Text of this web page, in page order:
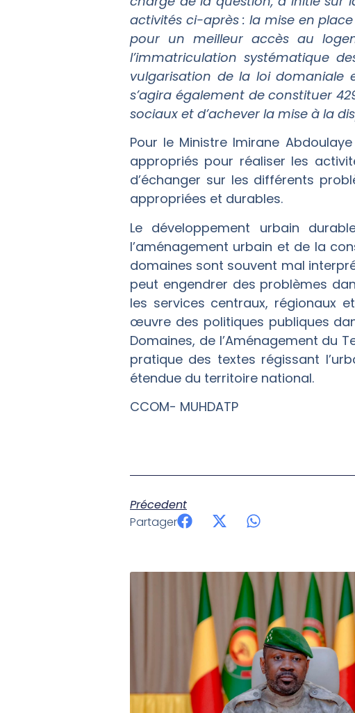
activités ci-après : la mise en
pour un meilleur accès au
l’immatriculation systématique
vulgarisation de la loi domaniale
s’agira également de constituer
sociaux et d’achever la mise à la
Pour le Ministre Imirane
appropriés pour réaliser les
d’échanger sur les différents
appropriées et durables.
Le développement urbain
l’aménagement urbain et de la
domaines sont souvent mal
peut engendrer des problèmes
les services centraux, régionaux
œuvre des politiques publiques
Domaines, de l’Aménagement du
pratique des textes régissant
étendue du territoire national.
CCOM- MUHDATP
Précedent
Partager